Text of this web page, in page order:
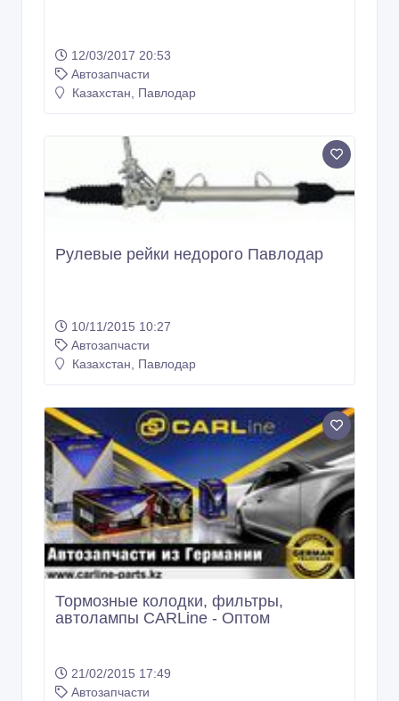
12/03/2017 20:53
Автозапчасти
Казахстан, Павлодар
Рулевые рейки недорого Павлодар
10/11/2015 10:27
Автозапчасти
Казахстан, Павлодар
Тормозные колодки, фильтры,
автолампы CARLine - Оптом
21/02/2015 17:49
Автозапчасти